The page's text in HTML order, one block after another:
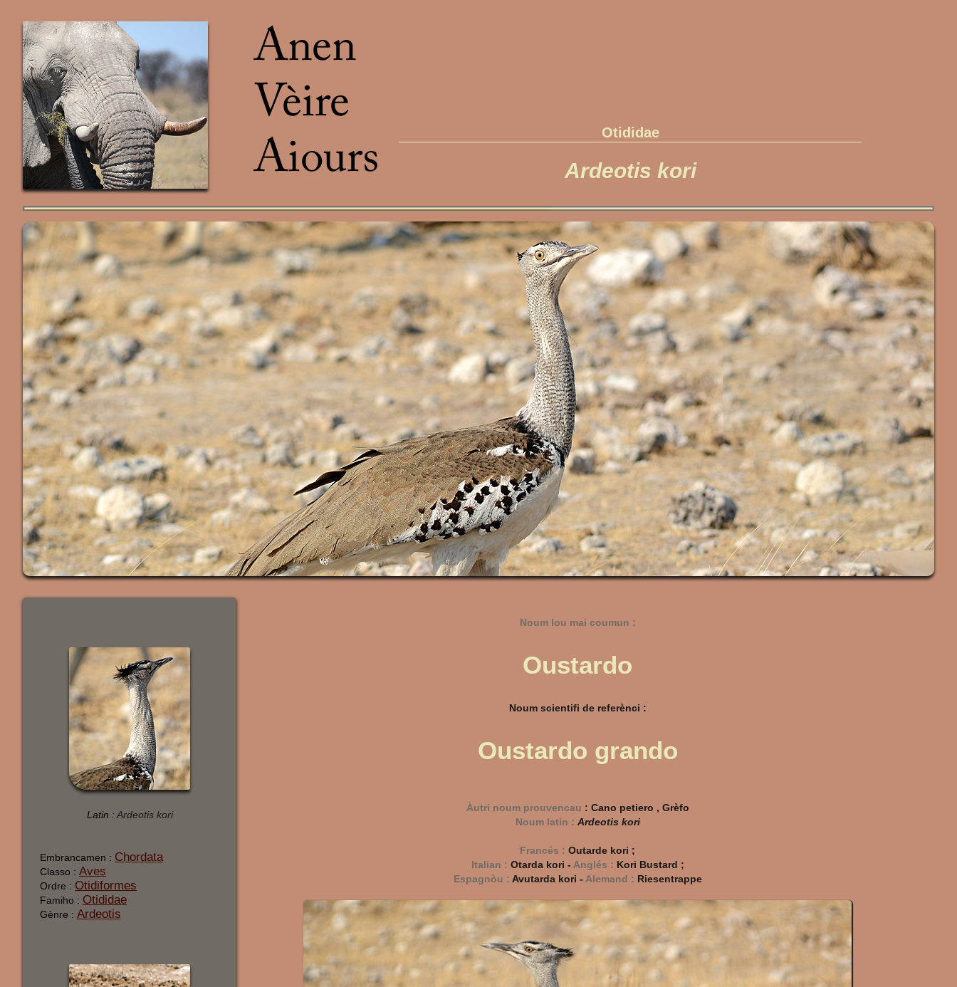
Otididae
Ardeotis kori
Latin : Ardeotis kori
Embrancamen : Chordata
Classo : Aves
Ordre : Otidiformes
Famiho : Otididae
Gènre : Ardeotis
Noum lou mai coumun :
Oustardo
Noum scientifi de referènci :
Oustardo grando
Àutri noum prouvencau : Cano petiero , Grèfo
Noum latin : Ardeotis kori
Francés : Outarde kori ;
Italian : Otarda kori - Anglés : Kori Bustard ;
Espagnòu : Avutarda kori - Alemand : Riesentrappe